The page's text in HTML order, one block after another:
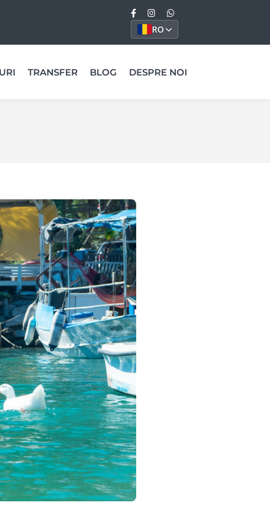
RO
TRANSFER BLOG DESPRE NOI